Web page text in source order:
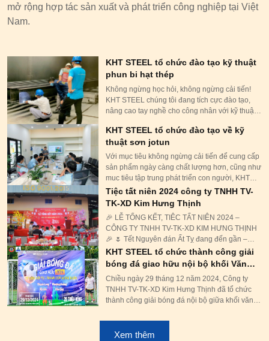
mở rộng hợp tác sản xuất và phát triển công nghiệp tại Việt
Nam.
KHT STEEL tổ chức đào tạo kỹ thuật
phun bi hạt thép
Không ngừng học hỏi, không ngừng cải tiến!
KHT STEEL chúng tôi đang tích cực đào tạo,
nâng cao tay nghề cho công nhân với kỹ thuật
phẩm chất lượng cao hơn nữa.
KHT STEEL tổ chức đào tạo về kỹ
thuật sơn jotun
Với mục tiêu không ngừng cải tiến để cung cấp
sản phẩm ngày càng chất lượng hơn, cũng như
muc tiêu tập trung phát triển con người, KHT
STEEL đã tổ chức khóa học “ĐÀO TẠO KỸ
THUẬT SƠN JOTUN” cho cấp quản lý và các
nhân viên QC trong nhà máy.
Tiệc tất niên 2024 công ty TNHH TV-
TK-XD Kim Hưng Thịnh
🎉 LỄ TỔNG KẾT, TIÊC TẤT NIÊN 2024 –
CÔNG TY TNHH TV-TK-XD KIM HƯNG THỊNH
🎉 🌷 Tết Nguyên đán Ất Tỵ đang đến gần –
khép lại một năm Giáp Thìn với thật nhiều sự nỗ
lực và cố gắng của đại gia đình Kim Hưng
KHT STEEL tổ chức thành công giải
bóng đá giao hữu nội bộ khối Văn
Phòng & Sản Xuất năm 2024
Chiều ngày 29 tháng 12 năm 2024, Công ty
TNHH TV-TK-XD Kim Hưng Thịnh đã tổ chức
thành công giải bóng đá nội bộ giữa khối văn
một hoạt động thường niên nhằm rèn luyện sức
khỏe, nâng cao tinh thần thể thao, đoàn kết
Xem thêm